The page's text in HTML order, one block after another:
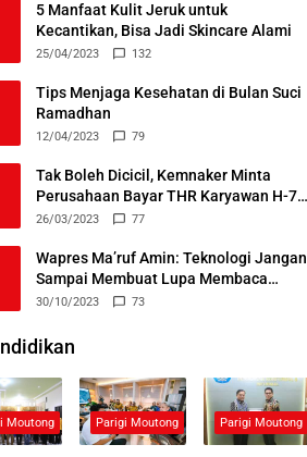
5 Manfaat Kulit Jeruk untuk
Kecantikan, Bisa Jadi Skincare Alami
25/04/2023 132
Tips Menjaga Kesehatan di Bulan Suci
Ramadhan
12/04/2023 79
Tak Boleh Dicicil, Kemnaker Minta
Perusahaan Bayar THR Karyawan H-7
Lebaran
26/03/2023 77
Wapres Ma’ruf Amin: Teknologi Jangan
Sampai Membuat Lupa Membaca
Alquran
30/10/2023 73
Moutong Parigi Moutong Parigi Moutong